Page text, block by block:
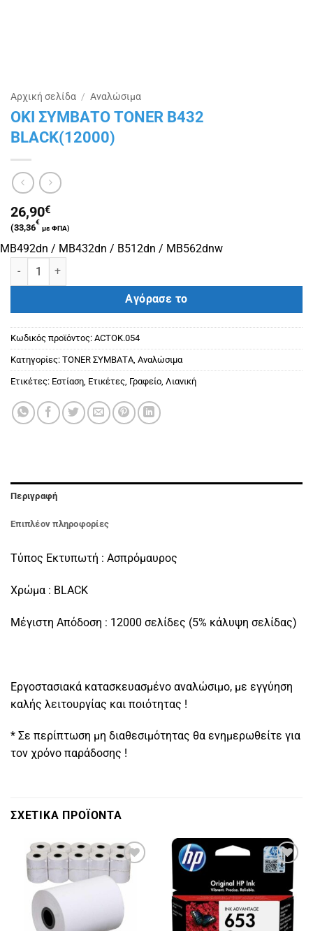
Αρχική σελίδα / Αναλώσιμα
OKI ΣΥΜΒΑΤΟ TONER B432
BLACK(12000)
26,90€
(33,36
€
με ΦΠΑ)
MB492dn / MB432dn / B512dn / MB562dnw
OKI ΣΥΜΒΑΤΟ TONER B432 BLACK(12000) ποσότητα
Αγόρασε το
Κωδικός προϊόντος: ACTOK.054
Κατηγορίες: ΤΟΝΕR ΣΥΜΒΑΤΑ, Αναλώσιμα
Ετικέτες: Εστίαση, Ετικέτες, Γραφείο, Λιανική
Περιγραφή
Επιπλέον πληροφορίες
Τύπος Εκτυπωτή : Ασπρόμαυρος
Χρώμα : BLACK
Μέγιστη Απόδοση : 12000 σελίδες (5% κάλυψη σελίδας)
Εργοστασιακά κατασκευασμένο αναλώσιμο, με εγγύηση
καλής λειτουργίας και ποιότητας !
* Σε περίπτωση μη διαθεσιμότητας θα ενημερωθείτε για
τον χρόνο παράδοσης !
ΣΧΕΤΙΚΑ ΠΡΟΪΟΝΤΑ
Πρόσθήκη
στην
επιθυμιών
Πρόσθήκη
λίστα
επιθυμιών